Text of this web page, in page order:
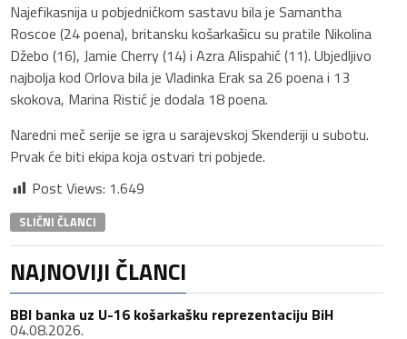
Najefikasnija u pobjedničkom sastavu bila je Samantha
Roscoe (24 poena), britansku košarkašicu su pratile Nikolina
Džebo (16), Jamie Cherry (14) i Azra Alispahić (11). Ubjedljivo
najbolja kod Orlova bila je Vladinka Erak sa 26 poena i 13
skokova, Marina Ristić je dodala 18 poena.
Naredni meč serije se igra u sarajevskoj Skenderiji u subotu.
Prvak će biti ekipa koja ostvari tri pobjede.
Post Views: 1.649
SLIČNI ČLANCI
NAJNOVIJI ČLANCI
BBI banka uz U-16 košarkašku reprezentaciju BiH
04.08.2026.